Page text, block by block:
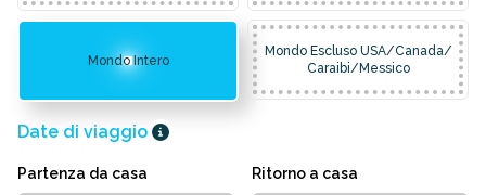
Mondo Intero
Mondo Escluso USA/Canada/
Caraibi/Messico
Date di viaggio
Partenza da casa Ritorno a casa